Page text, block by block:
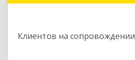
Клиентов на сопровождении